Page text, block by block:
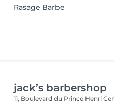
Rasage Barbe
jack’s barbershop
11, Boulevard du Prince Henri